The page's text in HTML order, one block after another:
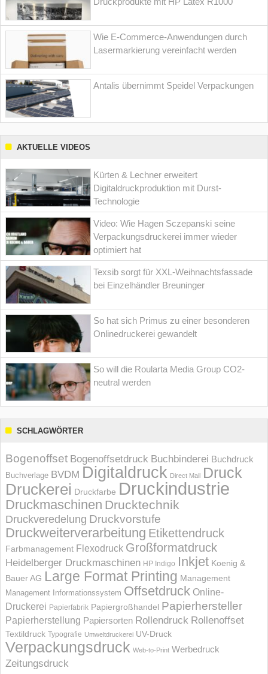
Wie E-Commerce-Anwendungen durch
Lasermarkierung vereinfacht werden
Antalis übernimmt Speidel Verpackungen
AKTUELLE VIDEOS
Kürten & Lechner erweitert
Digitaldruckproduktion mit Durst-
Technologie
Video: Wie Hagen Sczepanski seine
Verpackungsdruckerei immer wieder
optimiert hat
Texsib sorgt für XXL-Weihnachtsfassade
bei Einzelhändler Breuninger
So hat sich Primus zu einer besonderen
Onlinedruckerei gewandelt
So will die Roularta Media Group CO2-
neutral werden
SCHLAGWÖRTER
Bogenoffset Bogenoffsetdruck Buchbinderei Buchdruck
Buchverlage BVDM Digitaldruck Direct Mail Druck
Druckerei Druckfarbe Druckindustrie
Druckmaschinen Drucktechnik
Druckveredelung Druckvorstufe
Druckweiterverarbeitung Etikettendruck
Farbmanagement Flexodruck Großformatdruck
Heidelberger Druckmaschinen HP Indigo Inkjet Koenig &
Bauer AG Large Format Printing Management
Management Informations­system Offsetdruck Online-
Druckerei Papierfabrik Papiergroßhandel Papierhersteller
Papierherstellung Papiersorten Rollendruck Rollenoffset
Textildruck Typografie Umweltdruckerei UV-Druck
Verpackungsdruck Web-to-Print Werbedruck
Zeitungsdruck